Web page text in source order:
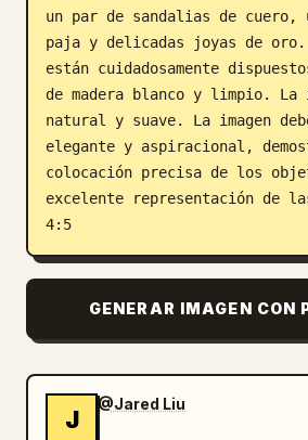
un par de sandalias de cuero,
paja y delicadas joyas de
están cuidadosamente
de madera blanco y limpio. La
natural y suave. La imagen
elegante y aspiracional,
colocación precisa de los
excelente representación de
4:5
GENERAR IMAGEN CON
J
@Jared Liu